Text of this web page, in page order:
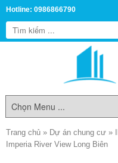
Hotline: 0986866790
Trang chủ » Dự án chung cư »
Imperia River View Long Biên